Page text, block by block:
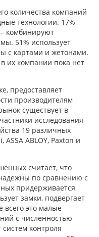
количества компаний
технологии. 17%
комбинируют
51% использует
с картами и жетонами.
их компании пока нет
предоставляет
производителям
существует в
исследования
19 различных
ASSA ABLOY, Paxton и
считает, что
по сравнению с
придерживается
замки, подвергает
всего это малые
с численностью
контроля